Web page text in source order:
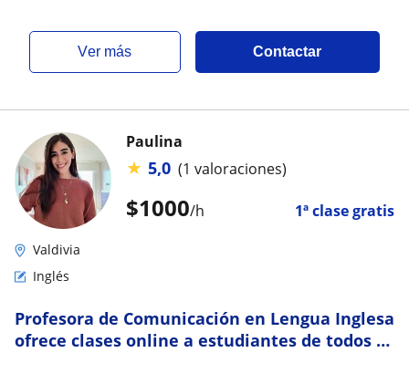
ver más Contactar
$1000/h 1ª clase gratis
Paulina
★ 5,0 (1 valoraciones)
Valdivia
Inglés
Profesora de Comunicación en Lengua Inglesa
ofrece clases online a estudiantes de todos el